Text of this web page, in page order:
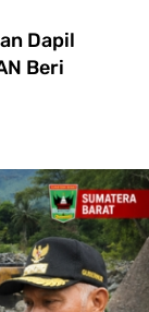
Dapil
Beri